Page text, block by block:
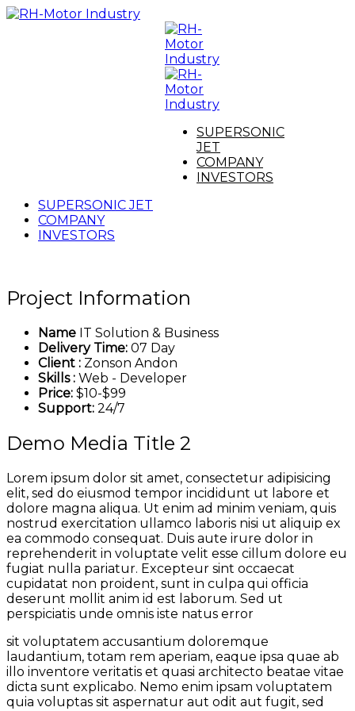
SUPERSONIC
JET
COMPANY
INVESTORS
SUPERSONIC JET
COMPANY
INVESTORS
Project Information
Name IT Solution & Business
Delivery Time: 07 Day
Client : Zonson Andon
Skills : Web - Developer
Price: $10-$99
Support: 24/7
Demo Media Title 2
Lorem ipsum dolor sit amet, consectetur adipisicing
elit, sed do eiusmod tempor incididunt ut labore et
dolore magna aliqua. Ut enim ad minim veniam, quis
nostrud exercitation ullamco laboris nisi ut aliquip ex
ea commodo consequat. Duis aute irure dolor in
reprehenderit in voluptate velit esse cillum dolore eu
fugiat nulla pariatur. Excepteur sint occaecat
cupidatat non proident, sunt in culpa qui officia
deserunt mollit anim id est laborum. Sed ut
perspiciatis unde omnis iste natus error
sit voluptatem accusantium doloremque
laudantium, totam rem aperiam, eaque ipsa quae ab
illo inventore veritatis et quasi architecto beatae vitae
dicta sunt explicabo. Nemo enim ipsam voluptatem
quia voluptas sit aspernatur aut odit aut fugit, sed